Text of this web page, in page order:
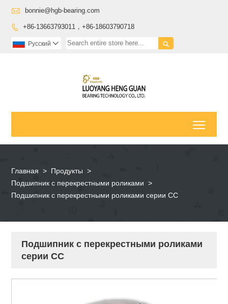
 bonnie@hgb-bearing.com
 +86-13663793011，+86-18603790718

Pусский 
Главная > Продукты >
Подшипник с перекрестными роликами >
Подшипник с перекрестными роликами серии СС
Подшипник с перекрестными роликами
серии СС